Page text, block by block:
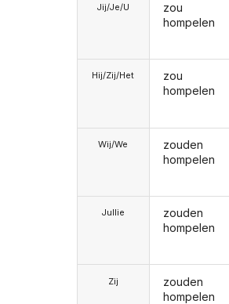
Jij/Je/U
Hij/Zij/Het
Wij/We
Jullie
Zij
zou
hompelen
zou
hompelen
zouden
hompelen
zouden
hompelen
zouden
hompelen